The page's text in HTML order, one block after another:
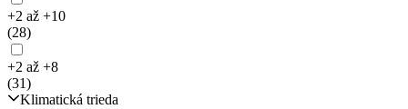
+2 až +10
(28)
+2 až +8
(31)
Klimatická trieda